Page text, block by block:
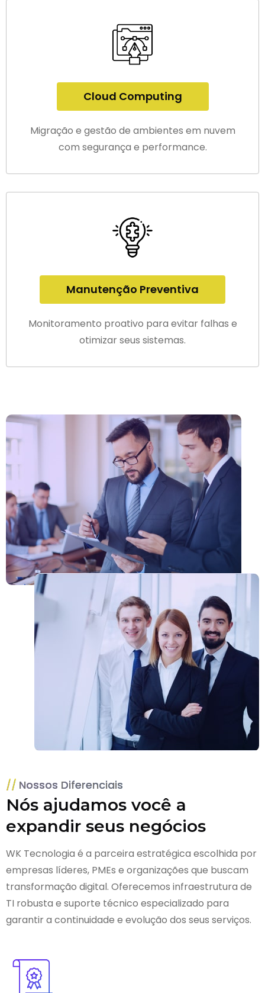
Cloud Computing
Migração e gestão de ambientes em nuvem
com segurança e performance.
Manutenção Preventiva
Monitoramento proativo para evitar falhas e
otimizar seus sistemas.
Nossos Diferenciais
Nós ajudamos você a
expandir seus negócios
WK Tecnologia é a parceira estratégica escolhida por
empresas líderes, PMEs e organizações que buscam
transformação digital. Oferecemos infraestrutura de
TI robusta e suporte técnico especializado para
garantir a continuidade e evolução dos seus serviços.